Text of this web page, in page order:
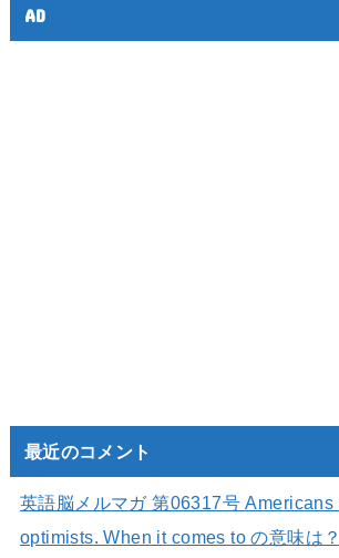
AD
最近のコメント
英語脳メルマガ 第06317号
optimists. When it comes to の意味は？